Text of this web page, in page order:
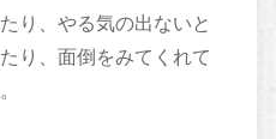
り、やる気の出ないと
り、面倒をみてくれて